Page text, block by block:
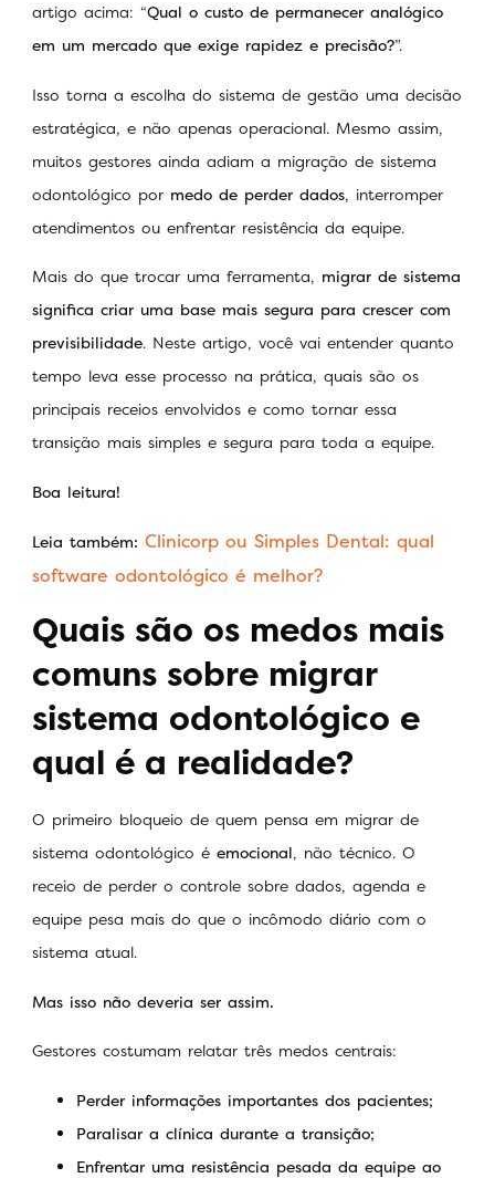
artigo acima: “Qual o custo de permanecer analógico
em um mercado que exige rapidez e precisão?”.
Isso torna a escolha do sistema de gestão uma decisão
estratégica, e não apenas operacional. Mesmo assim,
muitos gestores ainda adiam a migração de sistema
odontológico por medo de perder dados, interromper
atendimentos ou enfrentar resistência da equipe.
Mais do que trocar uma ferramenta, migrar de sistema
significa criar uma base mais segura para crescer com
previsibilidade. Neste artigo, você vai entender quanto
tempo leva esse processo na prática, quais são os
principais receios envolvidos e como tornar essa
transição mais simples e segura para toda a equipe.
Boa leitura!
Leia também: Clinicorp ou Simples Dental: qual
software odontológico é melhor?
Quais são os medos mais
comuns sobre migrar
sistema odontológico e
qual é a realidade?
O primeiro bloqueio de quem pensa em migrar de
sistema odontológico é emocional, não técnico. O
receio de perder o controle sobre dados, agenda e
equipe pesa mais do que o incômodo diário com o
sistema atual.
Mas isso não deveria ser assim.
Gestores costumam relatar três medos centrais:
Perder informações importantes dos pacientes;
Paralisar a clínica durante a transição;
Enfrentar uma resistência pesada da equipe ao